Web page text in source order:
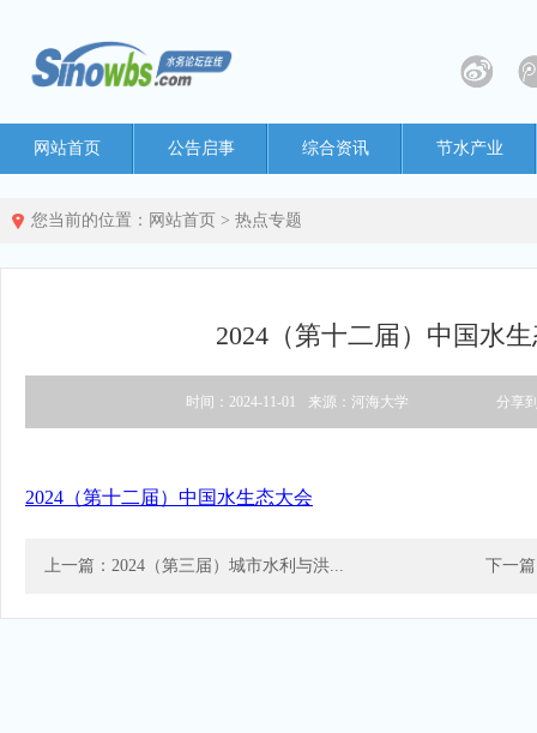
网站首页 公告启事 综合资讯 节水产业
您当前的位置： 网站首页 > 热点专题
2024（第十二届）中国水
时间：2024-11-01 来源：河海大学 分享
2024（第十二届）中国水生态大会
上一篇：2024（第三届）城市水利与洪... 下一